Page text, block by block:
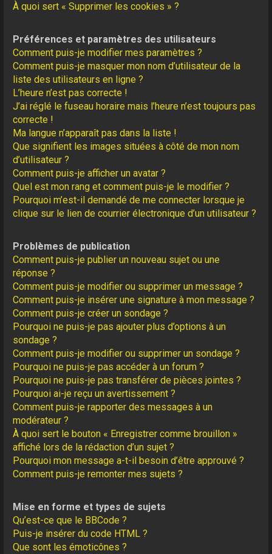
À quoi sert « Supprimer les cookies » ?
Préférences et paramètres des utilisateurs
Comment puis-je modifier mes paramètres ?
Comment puis-je masquer mon nom d’utilisateur de la
liste des utilisateurs en ligne ?
L’heure n’est pas correcte !
J’ai réglé le fuseau horaire mais l’heure n’est toujours pas
correcte !
Ma langue n’apparaît pas dans la liste !
Que signifient les images situées à côté de mon nom
d’utilisateur ?
Comment puis-je afficher un avatar ?
Quel est mon rang et comment puis-je le modifier ?
Pourquoi m’est-il demandé de me connecter lorsque je
clique sur le lien de courrier électronique d’un utilisateur ?
Problèmes de publication
Comment puis-je publier un nouveau sujet ou une
réponse ?
Comment puis-je modifier ou supprimer un message ?
Comment puis-je insérer une signature à mon message ?
Comment puis-je créer un sondage ?
Pourquoi ne puis-je pas ajouter plus d’options à un
sondage ?
Comment puis-je modifier ou supprimer un sondage ?
Pourquoi ne puis-je pas accéder à un forum ?
Pourquoi ne puis-je pas transférer de pièces jointes ?
Pourquoi ai-je reçu un avertissement ?
Comment puis-je rapporter des messages à un
modérateur ?
À quoi sert le bouton « Enregistrer comme brouillon »
affiché lors de la rédaction d’un sujet ?
Pourquoi mon message a-t-il besoin d’être approuvé ?
Comment puis-je remonter mes sujets ?
Mise en forme et types de sujets
Qu’est-ce que le BBCode ?
Puis-je insérer du code HTML ?
Que sont les émoticônes ?